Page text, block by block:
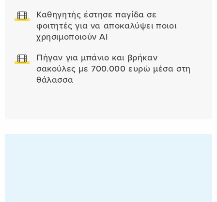
Καθηγητής έστησε παγίδα σε
φοιτητές για να αποκαλύψει ποιοι
χρησιμοποιούν AI
Πήγαν για μπάνιο και βρήκαν
σακούλες με 700.000 ευρώ μέσα στη
θάλασσα